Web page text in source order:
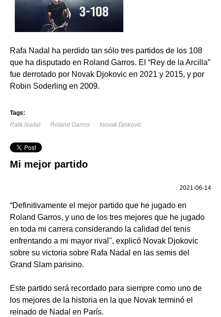
Rafa Nadal ha perdido tan sólo tres partidos de los 108
que ha disputado en Roland Garros. El “Rey de la Arcilla”
fue derrotado por Novak Djokovic en 2021 y 2015, y por
Robin Soderling en 2009.
Tags:
Rafa Nadal
Roland Garros Novak Djokovic
Mi mejor partido
2021-06-14
“Definitivamente el mejor partido que he jugado en
Roland Garros, y uno de los tres mejores que he jugado
en toda mi carrera considerando la calidad del tenis
enfrentando a mi mayor rival'', explicó Novak Djokovic
sobre su victoria sobre Rafa Nadal en las semis del
Grand Slam parisino.
Este partido será recordado para siempre como uno de
los mejores de la historia en la que Novak terminó el
reinado de Nadal en París.